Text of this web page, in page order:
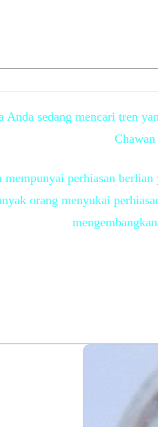
Anda sedang mencari tren
mempunyai perhiasan
orang menyukai